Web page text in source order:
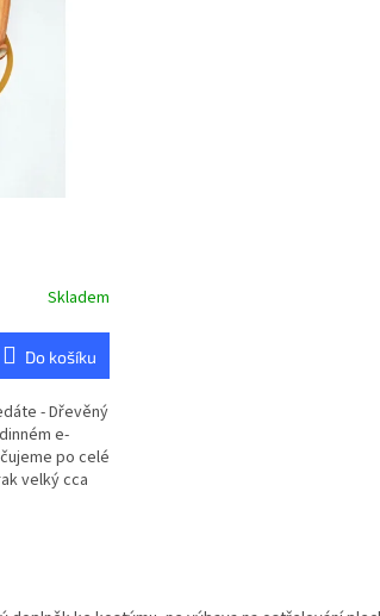
Skladem
Do košíku
- Dřevěný
e-
po celé
velký cca
á